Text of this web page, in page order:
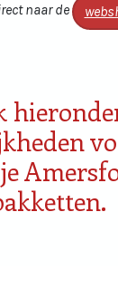
naar de